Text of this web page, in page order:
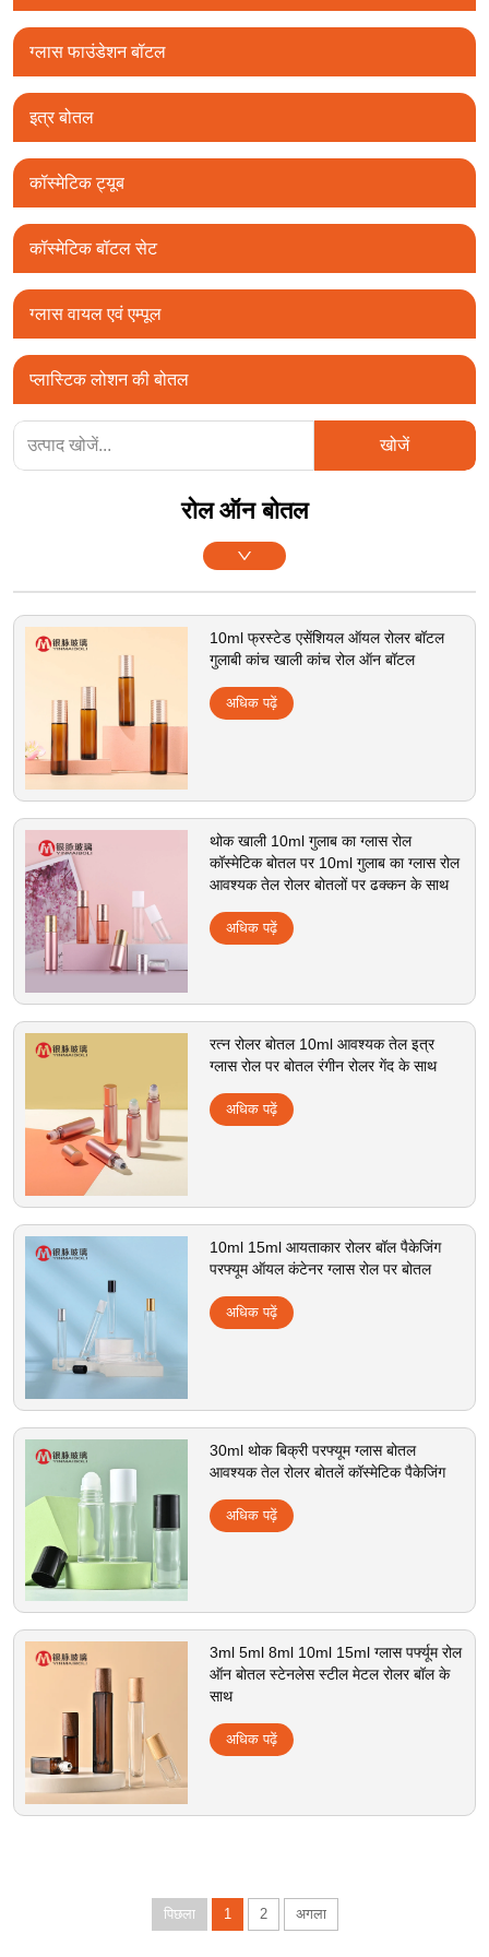
ग्लास फाउंडेशन बॉटल
इत्र बोतल
कॉस्मेटिक ट्यूब
कॉस्मेटिक बॉटल सेट
ग्लास वायल एवं एम्पूल
प्लास्टिक लोशन की बोतल
खोजें
रोल ऑन बोतल
10ml फ्रस्टेड एसेंशियल ऑयल रोलर बॉटल
गुलाबी कांच खाली कांच रोल ऑन बॉटल
अधिक पढ़ें
थोक खाली 10ml गुलाब का ग्लास रोल
कॉस्मेटिक बोतल पर 10ml गुलाब का ग्लास रोल
आवश्यक तेल रोलर बोतलों पर ढक्कन के साथ
अधिक पढ़ें
रत्न रोलर बोतल 10ml आवश्यक तेल इत्र
ग्लास रोल पर बोतल रंगीन रोलर गेंद के साथ
अधिक पढ़ें
10ml 15ml आयताकार रोलर बॉल पैकेजिंग
परफ्यूम ऑयल कंटेनर ग्लास रोल पर बोतल
अधिक पढ़ें
30ml थोक बिक्री परफ्यूम ग्लास बोतल
आवश्यक तेल रोलर बोतलें कॉस्मेटिक पैकेजिंग
अधिक पढ़ें
3ml 5ml 8ml 10ml 15ml ग्लास पर्फ्यूम रोल
ऑन बोतल स्टेनलेस स्टील मेटल रोलर बॉल के
साथ
अधिक पढ़ें
पिछला 1 2 अगला